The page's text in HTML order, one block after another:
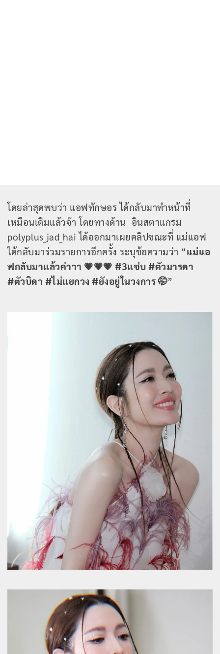
โดยล่าสุดพบว่า แอฟทักษอร ได้กลับมาทำหน้าที่
เหมือนเดิมแล้วจ้า โดยทางด้าน อินสตาแกรม
polyplus_jad_hai ได้ออกมาเผยคลิปขณะที่ แม่แอฟ
ได้กลับมาร่วมรายการอีกครั้ง ระบุข้อความว่า “แม่แอ
ฟกลับมาแล้วค่าาา 💗💗💗 #3แซ่บ #ตัวมารดา
#ตัวบิดา #ไม่แยกวง #ยังอยู่ในวงการ 🤭”